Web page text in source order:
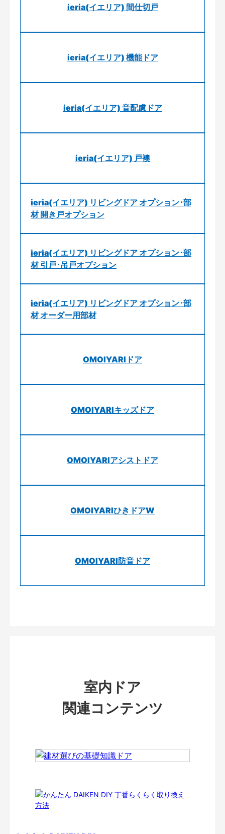
ieria(イエリア) 間仕切戸
ieria(イエリア) 機能ドア
ieria(イエリア) 音配慮ドア
ieria(イエリア) 戸襖
ieria(イエリア) リビングドア オプション･部
材 開き戸オプション
ieria(イエリア) リビングドア オプション･部
材 引戸･吊戸オプション
ieria(イエリア) リビングドア オプション･部
材 オーダー用部材
OMOIYARIドア
OMOIYARIキッズドア
OMOIYARIアシストドア
OMOIYARIひきドアW
OMOIYARI防音ドア
室内ドア
関連コンテンツ